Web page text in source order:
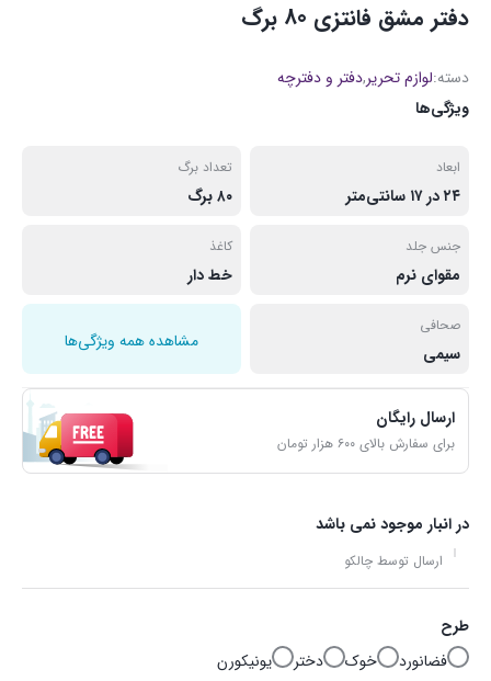
دفتر مشق فانتزی 80 برگ
دسته:لوازم تحریر,دفتر و دفترچه
ویژگی‌ها
ابعاد
۲۴ در ۱۷ سانتی‌متر
تعداد برگ
۸۰ برگ
جنس جلد
مقوای نرم
کاغذ
خط دار
صحافی
سیمی
مشاهده همه ویژگی‌ها
ارسال رایگان
برای سفارش بالای ۶۰۰ هزار تومان
در انبار موجود نمی باشد
ارسال توسط چالکو
طرح
فضانورد
خوک دختر یونیکورن